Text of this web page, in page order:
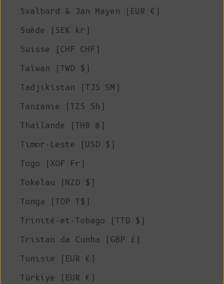
Svalbard & Jan Mayen (EUR €)
Suède (SEK kr)
Suisse (CHF CHF)
Taïwan (TWD $)
Tadjikistan (TJS ЅМ)
Tanzanie (TZS Sh)
Thaïlande (THB ฿)
Timor-Leste (USD $)
Togo (XOF Fr)
Tokelau (NZD $)
Tonga (TOP T$)
Trinité-et-Tobago (TTD $)
Tristan da Cunha (GBP £)
Tunisie (EUR €)
Türkiye (EUR €)